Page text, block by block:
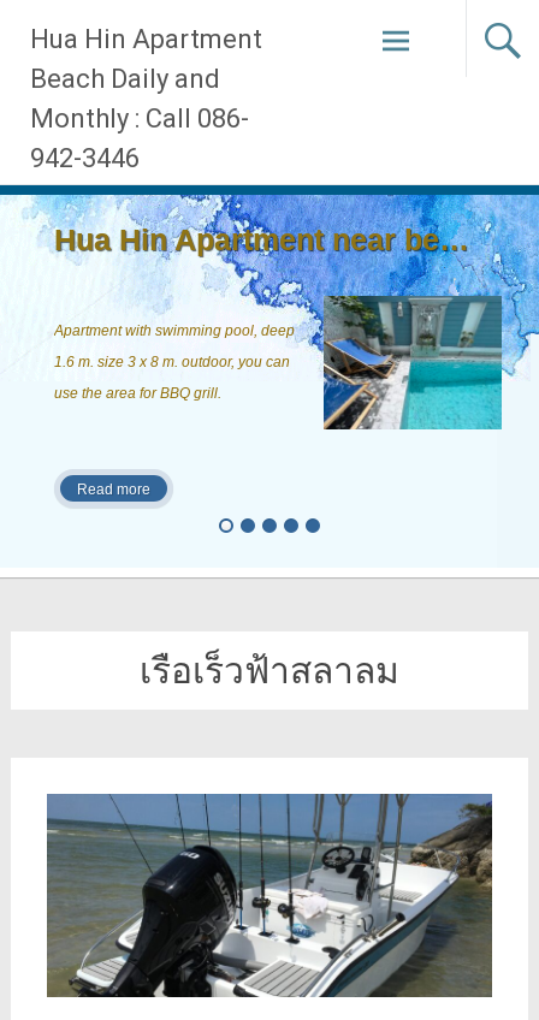
Hua Hin Apartment
Beach Daily and
Monthly : Call 086-
942-3446
Skip
to
Hua Hin Apartment near beach, ...
Apartment with swimming pool, deep
1.6 m. size 3 x 8 m. outdoor, you can
use the area for BBQ grill.
Read more
เรือเร็วฟ้าสลาลม